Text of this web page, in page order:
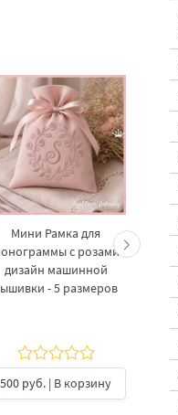
Мини Рамка для
с розами
дизайн машинной
- 5 размеров
500 руб. | В корзину